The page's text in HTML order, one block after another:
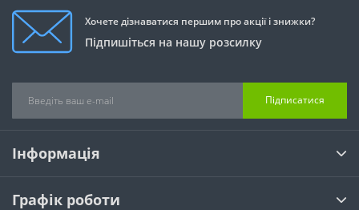
Хочете дізнаватися першим про акції і знижки?
Підпишіться на нашу розсилку
Підписатися
Інформація
Графік роботи